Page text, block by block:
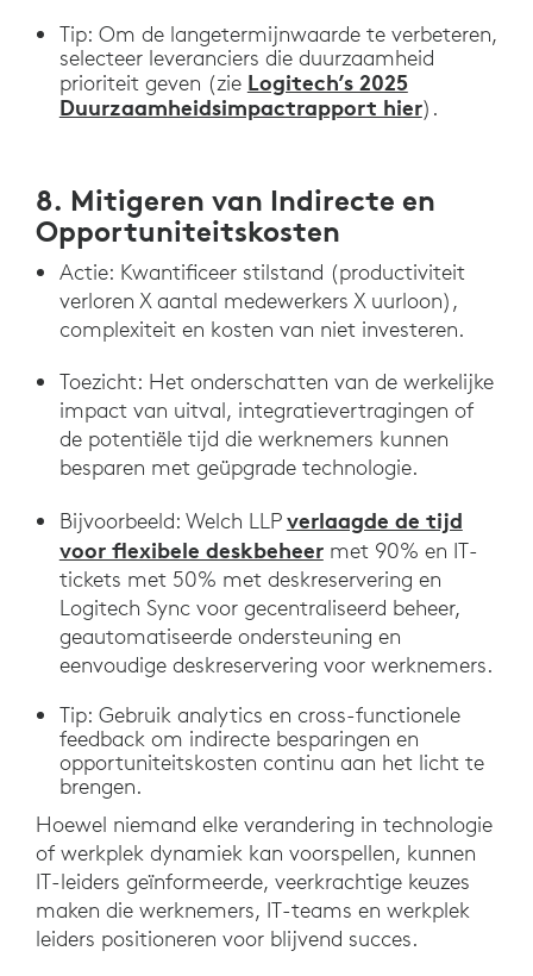
Tip: Om de langetermijnwaarde te verbeteren,
selecteer leveranciers die duurzaamheid
prioriteit geven (zie Logitech’s 2025
Duurzaamheidsimpactrapport hier).
8. Mitigeren van Indirecte en
Opportuniteitskosten
Actie: Kwantificeer stilstand (productiviteit
verloren X aantal medewerkers X uurloon),
complexiteit en kosten van niet investeren.
Toezicht: Het onderschatten van de werkelijke
impact van uitval, integratievertragingen of
de potentiële tijd die werknemers kunnen
besparen met geüpgrade technologie.
Bijvoorbeeld: Welch LLPverlaagde de tijd
voor flexibele deskbeheermet 90% en IT-
tickets met 50% met deskreservering en
Logitech Sync voor gecentraliseerd beheer,
geautomatiseerde ondersteuning en
eenvoudige deskreservering voor werknemers.
Tip: Gebruik analytics en cross-functionele
feedback om indirecte besparingen en
opportuniteitskosten continu aan het licht te
brengen.
Hoewel niemand elke verandering in technologie
of werkplek dynamiek kan voorspellen, kunnen
IT-leiders geïnformeerde, veerkrachtige keuzes
maken die werknemers, IT-teams en werkplek
leiders positioneren voor blijvend succes.